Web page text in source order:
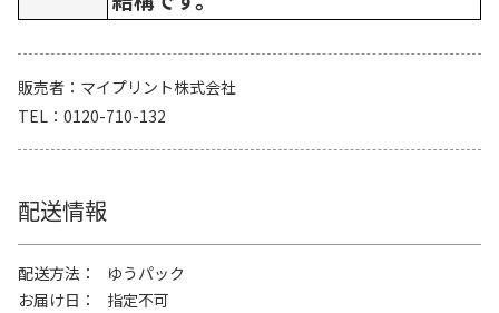
販売者
マイプリント株式会社
TEL
0120-710-132
配送情報
配送方法
ゆうパック
お届け日
指定不可